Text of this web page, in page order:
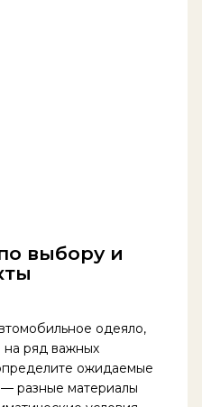
выбору и
одеяло,
на ряд важных
ожидаемые
разные материалы